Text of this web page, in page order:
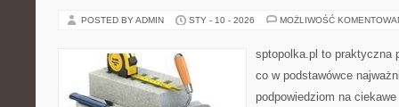
POSTED BY ADMIN STY - 10 - 2026 MOŻLIWOŚĆ
sptopolka.pl to praktyczna
co w podstawówce
podpowiedziom na